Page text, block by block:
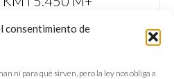
consentimiento de
ni para qué sirven, pero la ley nos obliga a
Hispania (Cenicero),
secundarias y